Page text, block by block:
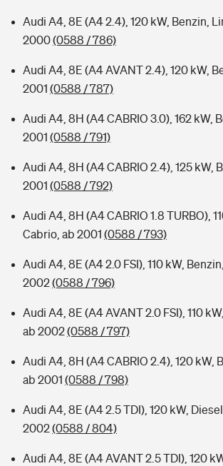
Audi A4, 8E (A4 2.4), 120 kW, Benzin,
2000(0588 / 786)
Audi A4, 8E (A4 AVANT 2.4), 120 kW,
2001 (0588 / 787)
Audi A4, 8H (A4 CABRIO 3.0), 162 kW,
2001 (0588 / 791)
Audi A4, 8H (A4 CABRIO 2.4), 125 kW,
2001 (0588 / 792)
Audi A4, 8H (A4 CABRIO 1.8 TURBO),
Cabrio, ab 2001 (0588 / 793)
Audi A4, 8E (A4 2.0 FSI), 110 kW,
2002(0588 / 796)
Audi A4, 8E (A4 AVANT 2.0 FSI), 110
ab 2002(0588 / 797)
Audi A4, 8H (A4 CABRIO 2.4), 120 kW,
ab 2001 (0588 / 798)
Audi A4, 8E (A4 2.5 TDI), 120 kW,
2002(0588 / 804)
Audi A4, 8E (A4 AVANT 2.5 TDI), 120